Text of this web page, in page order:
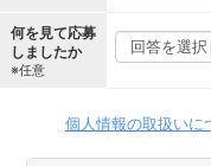
何を見て応募
しましたか
※任意
個人情報の取扱いに